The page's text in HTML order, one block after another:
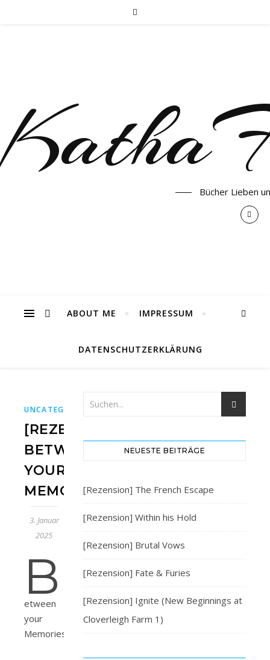
Bücher Lieben
ABOUT ME IMPRESSUM
DATENSCHUTZERKLÄRUNG
UNCATEGORIZED
[REZENSION]
BETWEEN
YOUR
MEMORIES
3. Januar
2025
B
etween
your
Memories
NEUESTE BEITRÄGE
[Rezension] The French Escape
[Rezension] Within his Hold
[Rezension] Brutal Vows
[Rezension] Fate & Furies
[Rezension] Ignite (New Beginnings at
Cloverleigh Farm 1)